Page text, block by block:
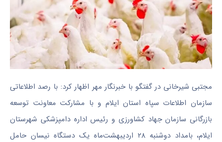
مجتبی شیرخانی در گفتگو با خبرنگار مهر اظهار کرد: با رصد اطلاعاتی
سازمان اطلاعات سپاه استان ایلام و با مشارکت معاونت توسعه
بازرگانی سازمان جهاد کشاورزی و رئیس اداره دامپزشکی شهرستان
ایلام، بامداد دوشنبه ۲۸ اردیبهشت‌ماه یک دستگاه نیسان حامل